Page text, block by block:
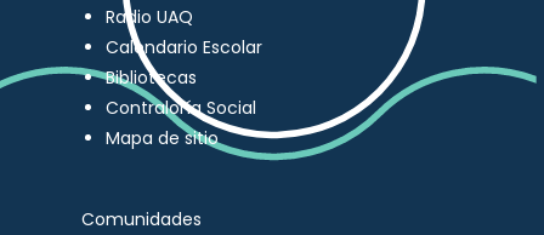
Radio UAQ
Calendario Escolar
Bibliotecas
Contraloría Social
Mapa de sitio
Comunidades